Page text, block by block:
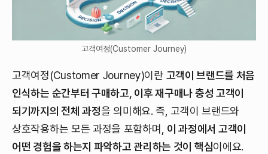
고객여정(Customer Journey)
고객여정(Customer Journey)이란 고객이 브랜드를 처음
인식하는 순간부터 구매하고, 이후 재구매나 충성 고객이
되기까지의 전체 과정을 의미해요. 즉, 고객이 브랜드와
상호작용하는 모든 과정을 포함하며, 이 과정에서 고객이
어떤 경험을 하는지 파악하고 관리하는 것이 핵심이에요.